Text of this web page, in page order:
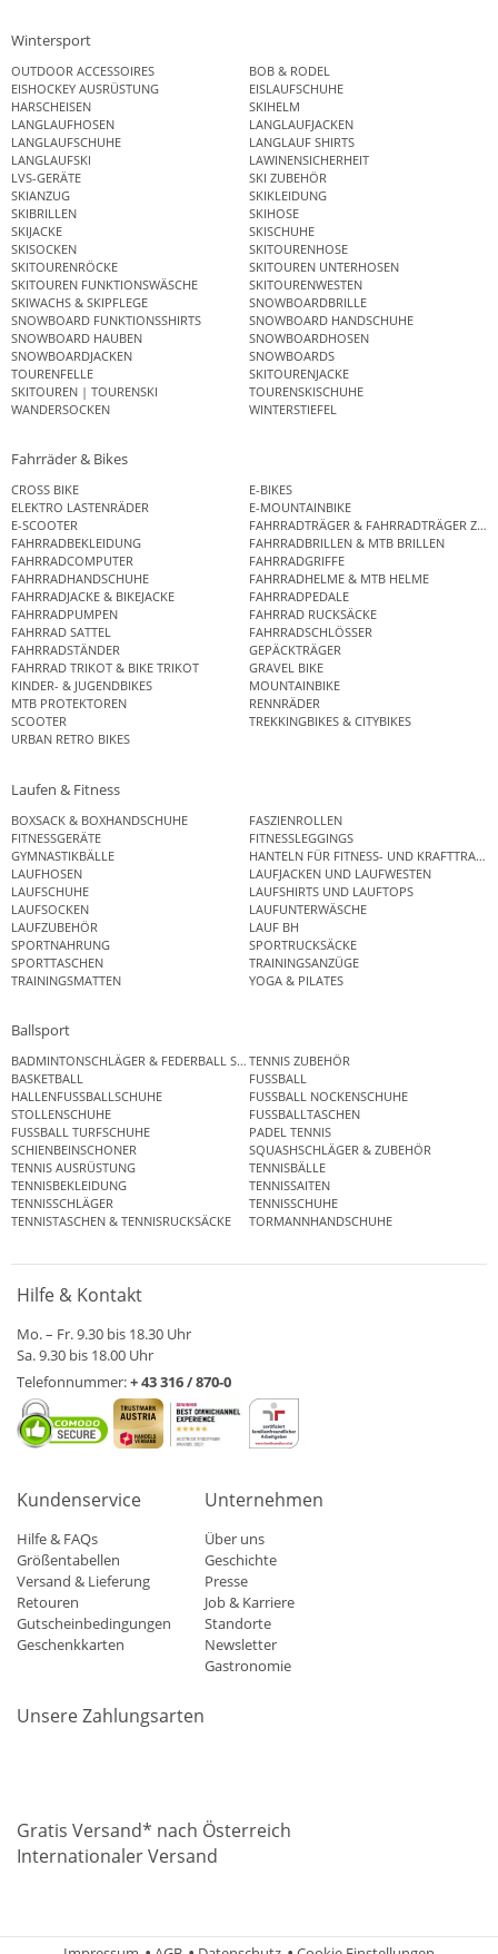
Wintersport
OUTDOOR ACCESSOIRES
BOB & RODEL
EISHOCKEY AUSRÜSTUNG
EISLAUFSCHUHE
HARSCHEISEN
SKIHELM
LANGLAUFHOSEN
LANGLAUFJACKEN
LANGLAUFSCHUHE
LANGLAUF SHIRTS
LANGLAUFSKI
LAWINENSICHERHEIT
LVS-GERÄTE
SKI ZUBEHÖR
SKIANZUG
SKIKLEIDUNG
SKIBRILLEN
SKIHOSE
SKIJACKE
SKISCHUHE
SKISOCKEN
SKITOURENHOSE
SKITOURENRÖCKE
SKITOUREN UNTERHOSEN
SKITOUREN FUNKTIONSWÄSCHE
SKITOURENWESTEN
SKIWACHS & SKIPFLEGE
SNOWBOARDBRILLE
SNOWBOARD FUNKTIONSSHIRTS
SNOWBOARD HANDSCHUHE
SNOWBOARD HAUBEN
SNOWBOARDHOSEN
SNOWBOARDJACKEN
SNOWBOARDS
TOURENFELLE
SKITOURENJACKE
SKITOUREN | TOURENSKI
TOURENSKISCHUHE
WANDERSOCKEN
WINTERSTIEFEL
Fahrräder & Bikes
CROSS BIKE
E-BIKES
ELEKTRO LASTENRÄDER
E-MOUNTAINBIKE
E-SCOOTER
FAHRRADTRÄGER & FAHRRADTRÄGER
FAHRRADBEKLEIDUNG
FAHRRADBRILLEN & MTB BRILLEN
FAHRRADCOMPUTER
FAHRRADGRIFFE
FAHRRADHANDSCHUHE
FAHRRADHELME & MTB HELME
FAHRRADJACKE & BIKEJACKE
FAHRRADPEDALE
FAHRRADPUMPEN
FAHRRAD RUCKSÄCKE
FAHRRAD SATTEL
FAHRRADSCHLÖSSER
FAHRRADSTÄNDER
GEPÄCKTRÄGER
FAHRRAD TRIKOT & BIKE TRIKOT
GRAVEL BIKE
KINDER- & JUGENDBIKES
MOUNTAINBIKE
MTB PROTEKTOREN
RENNRÄDER
SCOOTER
TREKKINGBIKES & CITYBIKES
URBAN RETRO BIKES
Laufen & Fitness
BOXSACK & BOXHANDSCHUHE
FASZIENROLLEN
FITNESSGERÄTE
FITNESSLEGGINGS
GYMNASTIKBÄLLE
HANTELN FÜR FITNESS- UND
LAUFHOSEN
LAUFJACKEN UND LAUFWESTEN
LAUFSCHUHE
LAUFSHIRTS UND LAUFTOPS
LAUFSOCKEN
LAUFUNTERWÄSCHE
LAUFZUBEHÖR
LAUF BH
SPORTNAHRUNG
SPORTRUCKSÄCKE
SPORTTASCHEN
TRAININGSANZÜGE
TRAININGSMATTEN
YOGA & PILATES
Ballsport
BADMINTONSCHLÄGER & FEDERBALL SETSTENNIS ZUBEHÖR
BASKETBALL
FUSSBALL
HALLENFUSSBALLSCHUHE
FUSSBALL NOCKENSCHUHE
STOLLENSCHUHE
FUSSBALLTASCHEN
FUSSBALL TURFSCHUHE
PADEL TENNIS
SCHIENBEINSCHONER
SQUASHSCHLÄGER & ZUBEHÖR
TENNIS AUSRÜSTUNG
TENNISBÄLLE
TENNISBEKLEIDUNG
TENNISSAITEN
TENNISSCHLÄGER
TENNISSCHUHE
TENNISTASCHEN & TENNISRUCKSÄCKE
TORMANNHANDSCHUHE
Hilfe & Kontakt
Mo. – Fr. 9.30 bis 18.30 Uhr
Sa. 9.30 bis 18.00 Uhr
Telefonnummer:+ 43 316 / 870-0
Kundenservice
Hilfe & FAQs
Größentabellen
Versand & Lieferung
Retouren
Gutscheinbedingungen
Geschenkkarten
Unternehmen
Über uns
Geschichte
Presse
Job & Karriere
Standorte
Newsletter
Gastronomie
Unsere Zahlungsarten
Gratis Versand* nach Österreich
Internationaler Versand